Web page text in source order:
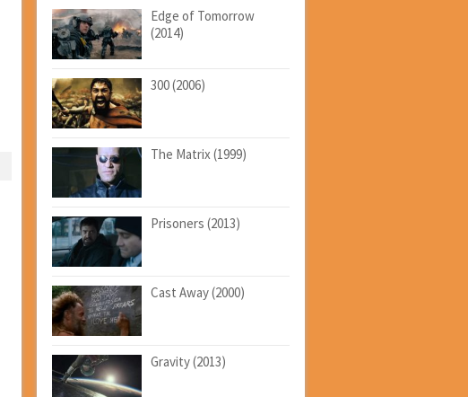
Edge of Tomorrow
(2014)
300 (2006)
The Matrix (1999)
Prisoners (2013)
Cast Away (2000)
Gravity (2013)